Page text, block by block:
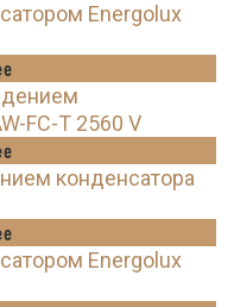
Energolux
FC-T 2560 V
конденсатора
Energolux